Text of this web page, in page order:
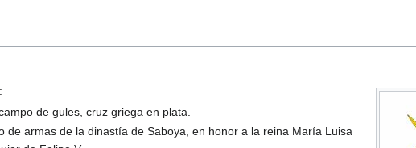
de gules, cruz griega en plata.
de armas de la dinastía de Saboya, en honor a la reina María Luisa